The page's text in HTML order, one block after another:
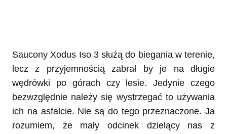
Saucony Xodus Iso 3 służą do biegania w terenie,
lecz z przyjemnością zabrał by je na długie
wędrówki po górach czy lesie. Jedynie czego
bezwzględnie należy się wystrzegać to używania
ich na asfalcie. Nie są do tego przeznaczone. Ja
rozumiem, że mały odcinek dzielący nas z